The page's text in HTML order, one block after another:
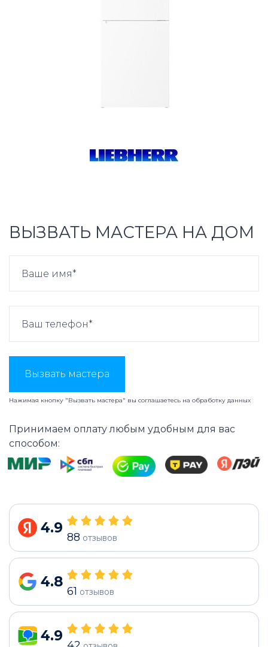
ВЫЗВАТЬ МАСТЕРА НА ДОМ
Вызвать мастера
Нажимая кнопку "Вызвать мастера" вы соглашаетесь на обработку данных
Принимаем оплату любым удобным для вас
способом:
4.9
88 отзывов
4.8
61 отзывов
4.9